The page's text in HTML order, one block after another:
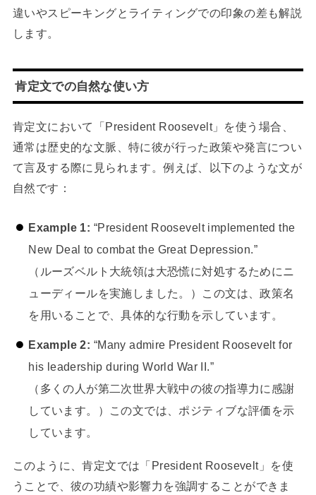
違いやスピーキングとライティングでの印象の差も解説
します。
肯定文での自然な使い方
肯定文において「President Roosevelt」を使う場合、
通常は歴史的な文脈、特に彼が行った政策や発言につい
て言及する際に見られます。例えば、以下のような文が
自然です：
Example 1: “President Roosevelt implemented the
New Deal to combat the Great Depression.”
（ルーズベルト大統領は大恐慌に対処するためにニ
ューディールを実施しました。）この文は、政策名
を用いることで、具体的な行動を示しています。
Example 2: “Many admire President Roosevelt for
his leadership during World War II.”
（多くの人が第二次世界大戦中の彼の指導力に感謝
しています。）この文では、ポジティブな評価を示
しています。
このように、肯定文では「President Roosevelt」を使
うことで、彼の功績や影響力を強調することができま